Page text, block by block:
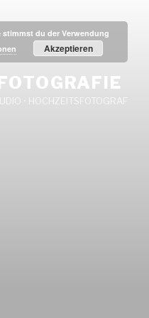
• HOCHZEITSFOTOGRAF
du der Verwendung
Akzeptieren